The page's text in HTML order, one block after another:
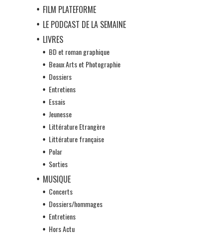
FILM PLATEFORME
LE PODCAST DE LA SEMAINE
LIVRES
BD et roman graphique
Beaux Arts et Photographie
Dossiers
Entretiens
Essais
Jeunesse
Littérature Etrangère
Littérature française
Polar
Sorties
MUSIQUE
Concerts
Dossiers/hommages
Entretiens
Hors Actu